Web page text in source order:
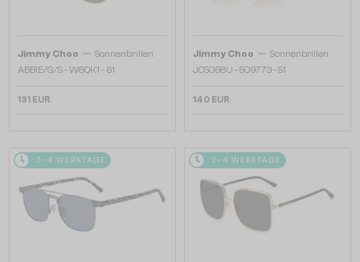
Jimmy Choo — Sonnenbrillen
ABBIE/G/S - W8QK1 - 61
131 EUR
Jimmy Choo — Sonnenbrillen
JC5068U - 509773 - 51
140 EUR
2-4 WERKTAGE 2-4 WERKTAGE